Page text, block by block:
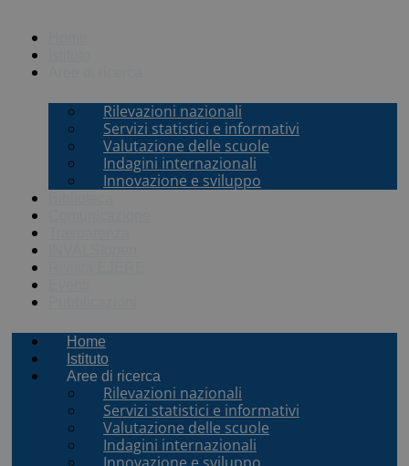
Rilevazioni nazionali
Servizi statistici e informativi
Valutazione delle scuole
Indagini internazionali
Innovazione e sviluppo
Home
Istituto
Aree di ricerca
Rilevazioni nazionali
Servizi statistici e informativi
Valutazione delle scuole
Indagini internazionali